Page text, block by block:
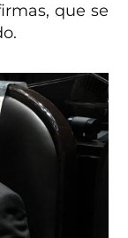
que se